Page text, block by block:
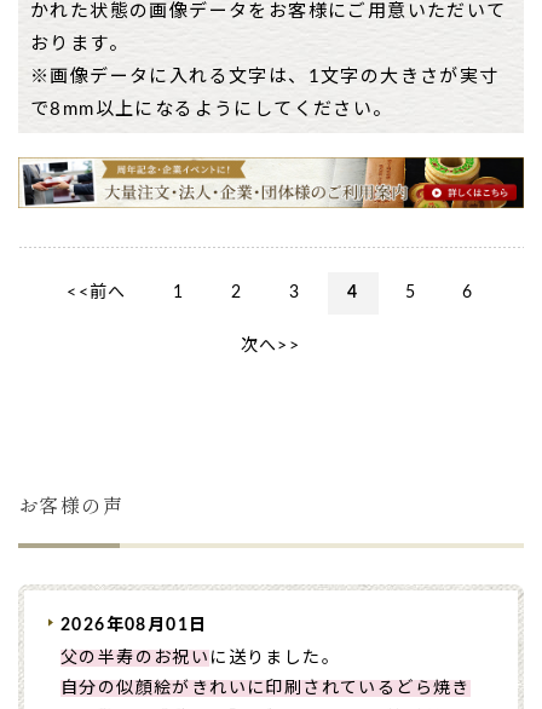
かれた状態の画像データをお客様にご用意いただいて
おります。
※画像データに入れる文字は、1文字の大きさが実寸
で8mm以上になるようにしてください。
<<前へ 1 2 3 4 5 6
次へ>>
お客様の声
2026年08月01日
父の半寿のお祝い に送りました。
自分の似顔絵がきれいに印刷されているどら焼き